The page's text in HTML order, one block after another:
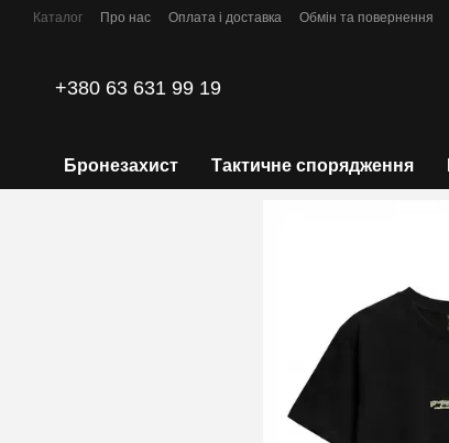
Перейти до основного контенту
Каталог Про нас Оплата і доставка Обмін та повернення
+380 63 631 99 19
Бронезахист Тактичне спорядження